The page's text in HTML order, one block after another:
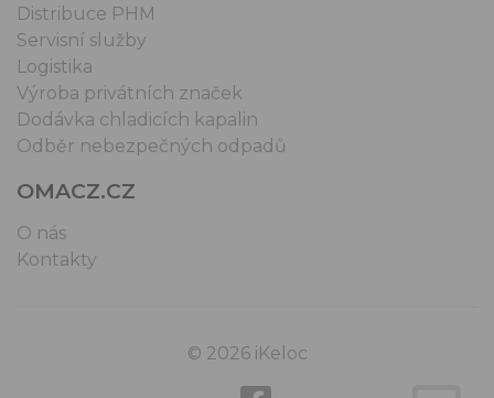
Distribuce PHM
Servisní služby
Logistika
Výroba privátních značek
Dodávka chladicích kapalin
Odběr nebezpečných odpadů
OMACZ.CZ
O nás
Kontakty
© 2026 iKeloc